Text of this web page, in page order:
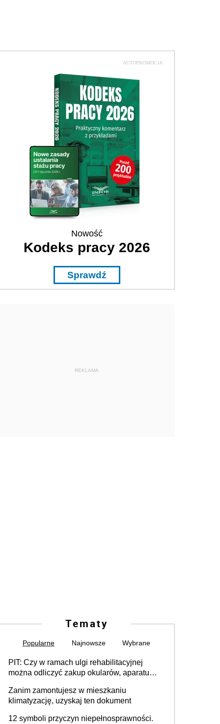
AUTOPROMOCJA
Nowość
Kodeks pracy 2026
Sprawdź
REKLAMA
Tematy
Popularne Najnowsze Wybrane
PIT: Czy w ramach ulgi rehabilitacyjnej
można odliczyć zakup okularów, aparatu
Zanim zamontujesz w mieszkaniu
klimatyzację, uzyskaj ten dokument
12 symboli przyczyn niepełnosprawności.